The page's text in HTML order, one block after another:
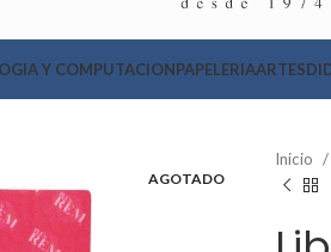
Y COMPUTACIONPAPELERIAARTES
AGOTADO
Inicio